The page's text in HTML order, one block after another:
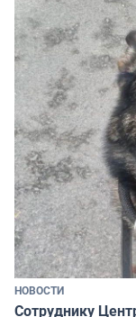
НОВОСТИ
Сотруднику